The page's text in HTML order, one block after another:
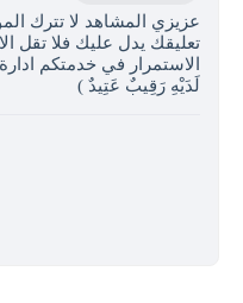
عزيزي المشاهد لا تترك
تعليقك يدل عليك فلا تقل
الاستمرار في خدمتكم
لَدَيْهِ رَقِيبٌ عَتِيدٌ )